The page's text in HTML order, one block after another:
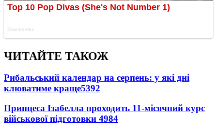
ЧИТАЙТЕ ТАКОЖ
Рибальський календар на серпень: у які дні
клюватиме краще5392
Принцеса Ізабелла проходить 11-місячний курс
військової підготовки 4984